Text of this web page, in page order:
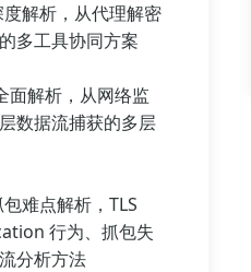
解析，从代理解密
多工具协同方案
面解析，从网络监
数据流捕获的多层
难点解析，TLS
行为、抓包失
分析方法